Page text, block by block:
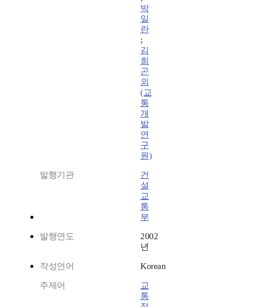
박
일
란
;
김
희
곤
외
(교
통
개
발
연
구
원)
발행기관
건
설
교
통
부
발행연도
2002
년
작성언어 Korean
주제어
교
통